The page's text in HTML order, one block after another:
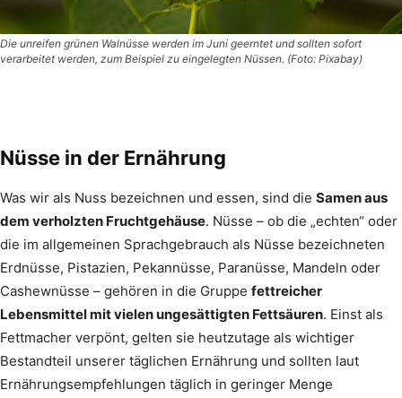
Die unreifen grünen Walnüsse werden im Juni geerntet und sollten sofort
verarbeitet werden, zum Beispiel zu eingelegten Nüssen. (Foto: Pixabay)
Nüsse in der Ernährung
Was wir als Nuss bezeichnen und essen, sind die Samen aus
dem verholzten Fruchtgehäuse. Nüsse – ob die „echten“ oder
die im allgemeinen Sprachgebrauch als Nüsse bezeichneten
Erdnüsse, Pistazien, Pekannüsse, Paranüsse, Mandeln oder
Cashewnüsse – gehören in die Gruppe fettreicher
Lebensmittel mit vielen ungesättigten Fettsäuren. Einst als
Fettmacher verpönt, gelten sie heutzutage als wichtiger
Bestandteil unserer täglichen Ernährung und sollten laut
Ernährungsempfehlungen täglich in geringer Menge